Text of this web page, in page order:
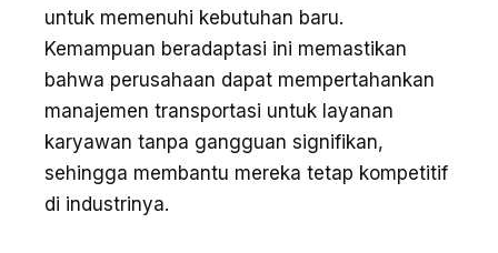
untuk memenuhi kebutuhan baru.
Kemampuan beradaptasi ini memastikan
bahwa perusahaan dapat mempertahankan
manajemen transportasi untuk layanan
karyawan tanpa gangguan signifikan,
sehingga membantu mereka tetap kompetitif
di industrinya.